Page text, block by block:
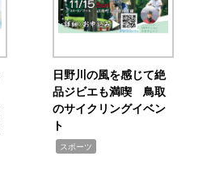
日野川の風を感じて絶
品ジビエも満喫 鳥取
のサイクリングイベン
ト
スポーツ